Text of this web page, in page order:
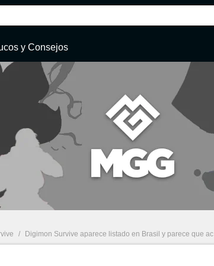
y Consejos
/ Digimon Survive aparece listado en Brasil y parece que acabaron los retrasos: ¿estará en el Direct?